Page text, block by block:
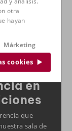
otra
hayan
Márketing
cookies
En
y están
Los
para las
en
que
sala de